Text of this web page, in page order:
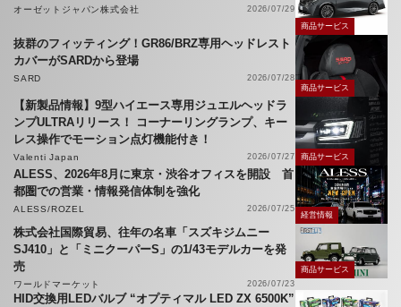
オーゼットジャパン株式会社
2026/07/29
商品サービス
抜群のフィッティング！GR86/BRZ専用ヘッドレスト
カバーがSARDから登場
SARD
2026/07/28
商品サービス
【新製品情報】9型ハイエース専用ジュエルヘッドラ
ンプULTRAリリース！ コーナーリングランプ、キー
レス操作でモーション点灯機能付き！
Valenti Japan 2026/07/27 商品サービス
ALESS、2026年8月に東京・渋谷オフィスを開設 首
都圏での営業・情報発信体制を強化
ALESS/ROZEL 2026/07/25
経営情報
株式会社国際貿易、往年の名車「スズキジムニー
SJ410」と「ミニクーパーS」の1/43モデルカーを発
売
ワールドマーケット 2026/07/23
商品サービス
HID交換用LEDバルブ “オプティマル LED ZX 6500K”